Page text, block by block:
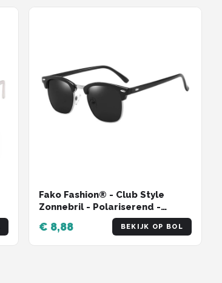
Fako Fashion® - Club Style
Zonnebril - Polariserend -
Polarized - Dames - Heren -
Zwart/Zilver
€ 8,88 BEKIJK OP BOL